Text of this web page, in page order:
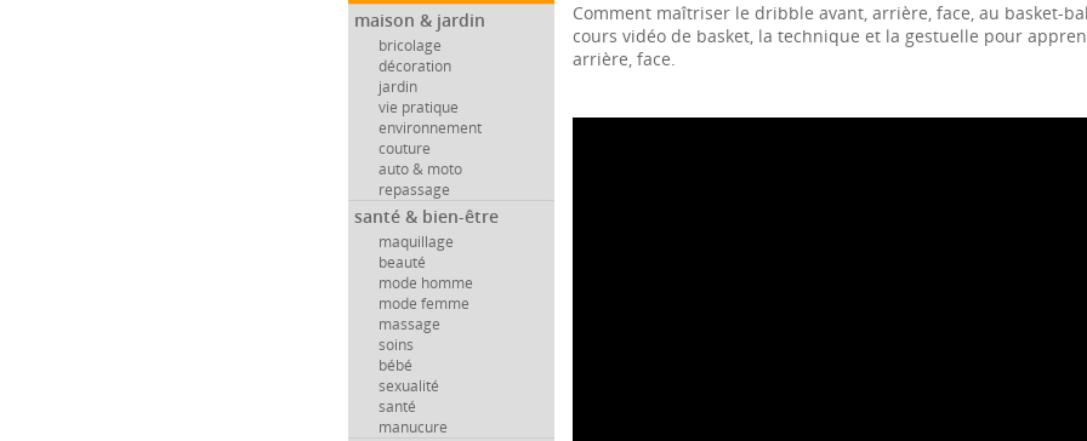
maison & jardin
bricolage
décoration
jardin
vie pratique
environnement
couture
auto & moto
repassage
santé & bien-être
maquillage
beauté
mode homme
mode femme
massage
soins
bébé
sexualité
santé
manucure
Comment maîtriser le dribble avant, arrière, face, au basket-
cours vidéo de basket, la technique et la gestuelle pour
arrière, face.